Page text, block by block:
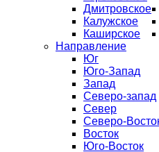
Дмитровское
Калужское
Каширское
Направление
Юг
Юго-Запад
Запад
Северо-запад
Север
Северо-
Восток
Юго-Восток